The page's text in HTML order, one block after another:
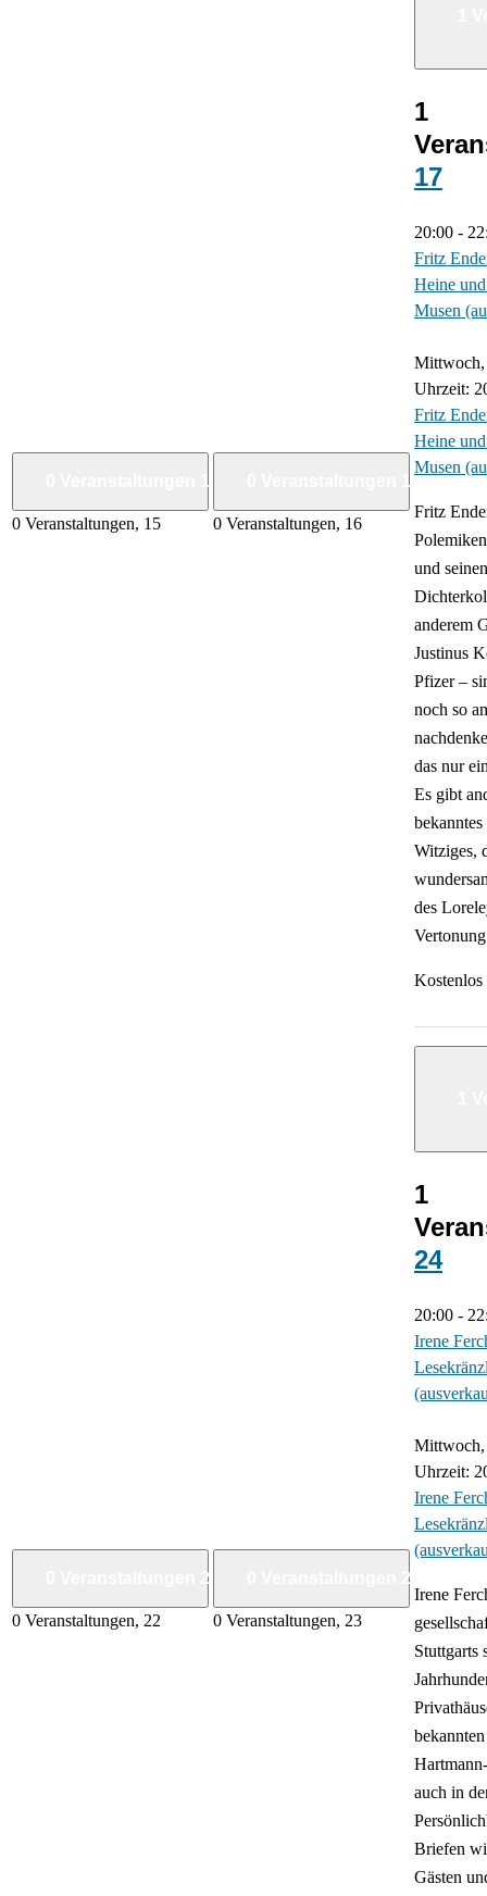
15
0 Veranstaltungen, 15
16
0 Veranstaltungen, 16
1
17
20:00 -
Fritz
Heine
Musen
Mittwoch,
Uhrzeit:
Fritz
Heine
Musen
Fritz
und
anderem
Justinus
Pfizer –
noch so
das nur
Es gibt
Witziges,
des
Kostenlos
22
0 Veranstaltungen, 22
23
0 Veranstaltungen, 23
1
24
20:00 -
Irene
Mittwoch,
Uhrzeit:
Irene
Irene
Stuttgarts
auch in
Briefen
Gästen